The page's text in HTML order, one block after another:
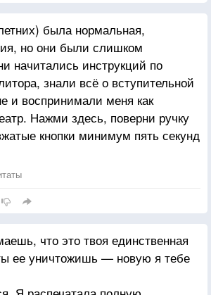
была нормальная,
но они были слишком
начитались инструкций по
знали всё о вступительной
и воспринимали меня как
Нажми здесь, поверни ручку
кнопки минимум пять секунд
качество изображения
Но это не действовало.
по инструкции.
что это твоя единственная
ее уничтожишь — новую я тебе